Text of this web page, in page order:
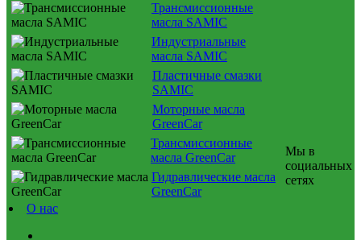
Трансмиссионные
масла SAMIC
Индустриальные
масла SAMIC
Пластичные смазки
SAMIC
Моторные масла
GreenCar
Трансмиссионные
масла GreenCar
Гидравлические масла
GreenCar
О нас
Мы в
социальных
сетях